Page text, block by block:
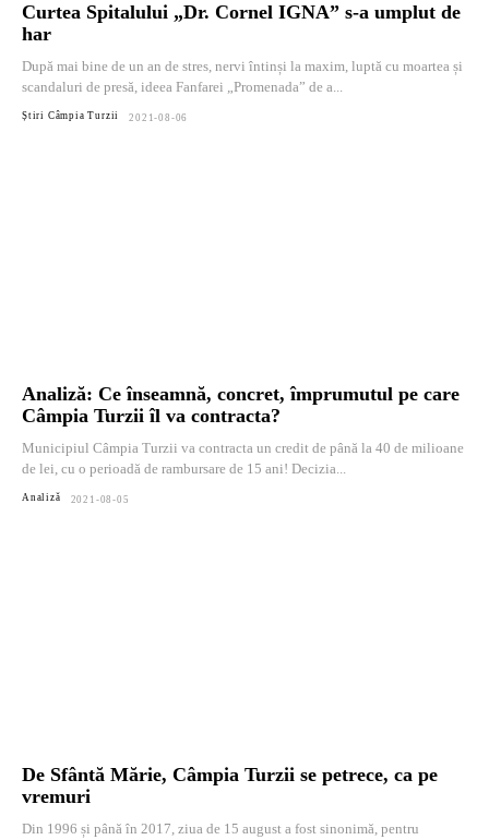
Curtea Spitalului „Dr. Cornel IGNA” s-a umplut de
har
După mai bine de un an de stres, nervi întinși la maxim, luptă cu moartea și
scandaluri de presă, ideea Fanfarei „Promenada” de a...
Știri Câmpia Turzii 2021-08-06
Analiză: Ce înseamnă, concret, împrumutul pe care
Câmpia Turzii îl va contracta?
Municipiul Câmpia Turzii va contracta un credit de până la 40 de milioane
de lei, cu o perioadă de rambursare de 15 ani! Decizia...
Analiză 2021-08-05
De Sfântă Mărie, Câmpia Turzii se petrece, ca pe
vremuri
Din 1996 și până în 2017, ziua de 15 august a fost sinonimă, pentru